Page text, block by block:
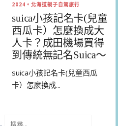
2024。北海道親子自駕旅行
suica小孩記名卡(兒童
西瓜卡）怎麼換成大
人卡？成田機場買得
到傳統無記名Suica～
suica小孩記名卡(兒童西瓜
卡）怎麼換成...